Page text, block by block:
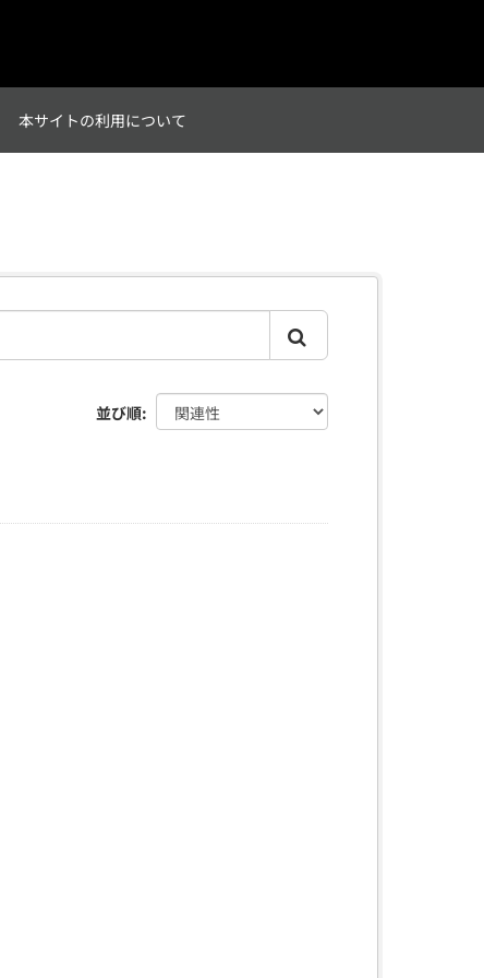
本サイトの利用について
並び順